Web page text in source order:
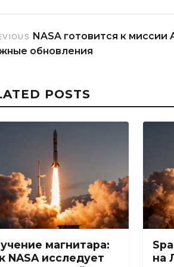
NASA готовится к миссии
обновления
POSTS
магнитара:
NASA исследует
на